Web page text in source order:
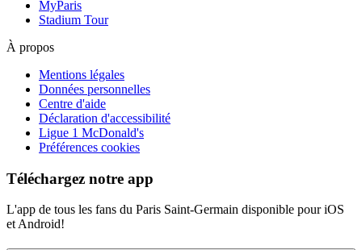
MyParis
Stadium Tour
À propos
Mentions légales
Données personnelles
Centre d'aide
Déclaration d'accessibilité
Ligue 1 McDonald's
Préférences cookies
Téléchargez notre app
L'app de tous les fans du Paris Saint-Germain disponible pour iOS
et Android!